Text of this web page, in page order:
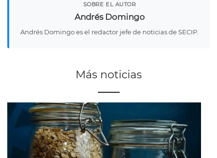
SOBRE EL AUTOR
Andrés Domingo
Andrés Domingo es el redactor jefe de noticias de SECIP.
Más noticias